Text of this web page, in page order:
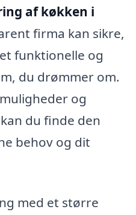
af køkken i
firma kan sikre,
funktionelle og
du drømmer om.
og
du finde den
behov og dit
med et større